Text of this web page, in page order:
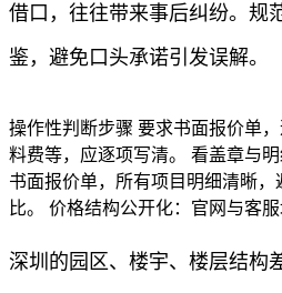
借口，往往带来事后纠纷。规
鉴，避免口头承诺引发误解。
操作性判断步骤 要求书面报价单
料费等，应逐项写清。 看盖章与
书面报价单，所有项目明细清晰
比。 价格结构公开化：官网与客
深圳的园区、楼宇、楼层结构